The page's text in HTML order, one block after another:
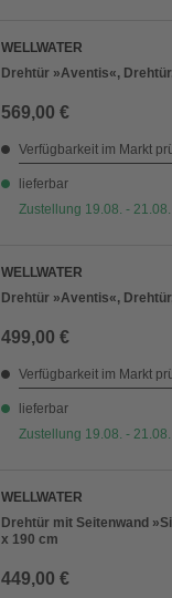
WELLWATER
Drehtür »Aventis«,
569,00 €
Verfügbarkeit im Markt
lieferbar
Zustellung 19.08. - 21.08.
WELLWATER
Drehtür »Aventis«,
499,00 €
Verfügbarkeit im Markt
lieferbar
Zustellung 19.08. - 21.08.
WELLWATER
Drehtür mit Seitenwand
x 190 cm
449,00 €